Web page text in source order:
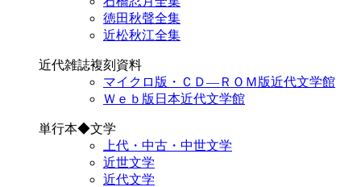
徳田秋聲全集
近松秋江全集
近代雑誌複刻資料
マイクロ版・ＣＤ―ＲＯＭ版近代文学館
Ｗｅｂ版日本近代文学館
単行本◆文学
上代・中古・中世文学
近世文学
近代文学